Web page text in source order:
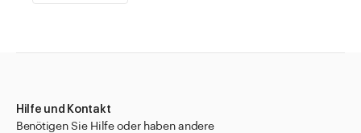
Hilfe und Kontakt
Benötigen Sie Hilfe oder haben andere